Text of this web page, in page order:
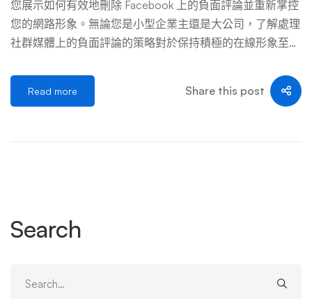
您展示如何有效地刪除 Facebook 上的負面評論並重新掌控
您的網路形象。無論您是小型企業主還是大公司，了解處理
社群媒體上的負面評論的策略對於保持積極的在線形象至關
來正面解決負面評論，同時保護您的品牌完整性。從對評論
進行徹底分析到制定禮貌且專業的回复，我們將引導您完成
位時代，線上聲譽管理對於企業的成功起著至關重要的作
路形象產生持久影響。因此，主動管理和解決任何負面評論
Read more Share this post
Search
for: